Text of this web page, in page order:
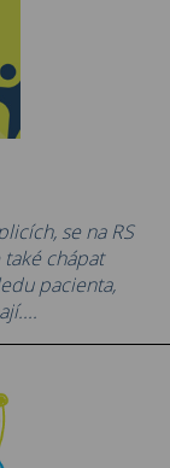
se na RS
chápat
pacienta,